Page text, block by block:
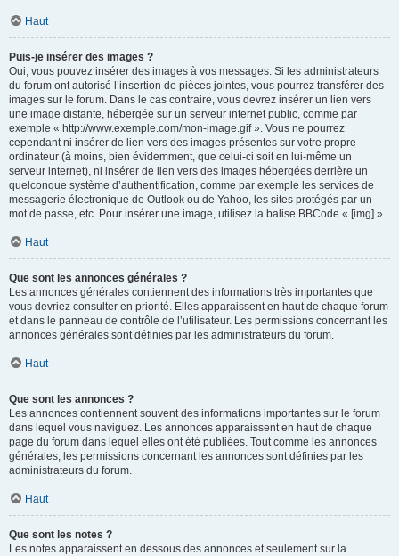
Haut
Puis-je insérer des images ?
Oui, vous pouvez insérer des images à vos messages. Si les administrateurs
du forum ont autorisé l’insertion de pièces jointes, vous pourrez transférer des
images sur le forum. Dans le cas contraire, vous devrez insérer un lien vers
une image distante, hébergée sur un serveur internet public, comme par
exemple « http://www.exemple.com/mon-image.gif ». Vous ne pourrez
cependant ni insérer de lien vers des images présentes sur votre propre
ordinateur (à moins, bien évidemment, que celui-ci soit en lui-même un
serveur internet), ni insérer de lien vers des images hébergées derrière un
quelconque système d’authentification, comme par exemple les services de
messagerie électronique de Outlook ou de Yahoo, les sites protégés par un
mot de passe, etc. Pour insérer une image, utilisez la balise BBCode « [img] ».
Haut
Que sont les annonces générales ?
Les annonces générales contiennent des informations très importantes que
vous devriez consulter en priorité. Elles apparaissent en haut de chaque forum
et dans le panneau de contrôle de l’utilisateur. Les permissions concernant les
annonces générales sont définies par les administrateurs du forum.
Haut
Que sont les annonces ?
Les annonces contiennent souvent des informations importantes sur le forum
dans lequel vous naviguez. Les annonces apparaissent en haut de chaque
page du forum dans lequel elles ont été publiées. Tout comme les annonces
générales, les permissions concernant les annonces sont définies par les
administrateurs du forum.
Haut
Que sont les notes ?
Les notes apparaissent en dessous des annonces et seulement sur la